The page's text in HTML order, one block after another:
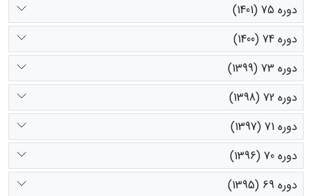
دوره 75 (1401)
دوره 74 (1400)
دوره 73 (1399)
دوره 72 (1398)
دوره 71 (1397)
دوره 70 (1396)
دوره 69 (1395)